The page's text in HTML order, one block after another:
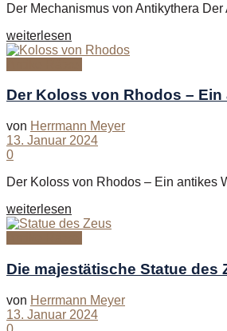
Der Mechanismus von Antikythera
weiterlesen
Der Koloss von Rhodos –
von Herrmann Meyer
13. Januar 2024
0
Der Koloss von Rhodos – Ein antikes
weiterlesen
Die majestätische Statue des
von Herrmann Meyer
13. Januar 2024